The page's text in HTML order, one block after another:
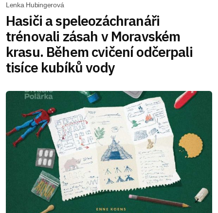
Lenka Hubingerová
Hasiči a speleozáchranáři
trénovali zásah v Moravském
krasu. Během cvičení odčerpali
tisíce kubíků vody